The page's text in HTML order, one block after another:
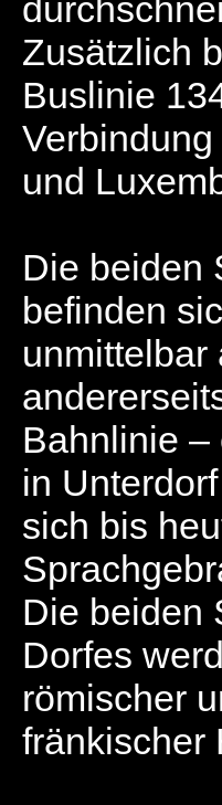
Zusätzlich
Buslinie
und
Die beiden
befinden
unmittelbar
Bahnlinie
in
sich bis
Die beiden
Dorfes
römischer
fränkischer